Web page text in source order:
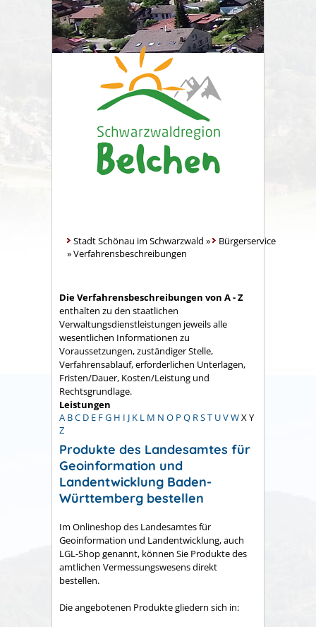
Stadt Schönau im Schwarzwald »
Bürgerservice
»Verfahrensbeschreibungen
Die Verfahrensbeschreibungen von A - Z
enthalten zu den staatlichen
Verwaltungsdienstleistungen jeweils alle
wesentlichen Informationen zu
Voraussetzungen, zuständiger Stelle,
Verfahrensablauf, erforderlichen Unterlagen,
Fristen/Dauer, Kosten/Leistung und
Rechtsgrundlage.
Leistungen
A BC D E FG H I J K L M N O P Q RST UVWX Y
Z
Produkte des Landesamtes für
Geoinformation und
Landentwicklung Baden-
Württemberg bestellen
Im Onlineshop des Landesamtes für
Geoinformation und Landentwicklung, auch
LGL-Shop genannt, können Sie Produkte des
amtlichen Vermessungswesens direkt
bestellen.
Die angebotenen Produkte gliedern sich in: